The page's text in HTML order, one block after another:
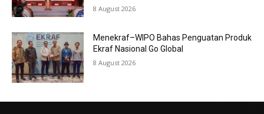
8 August 2026
Menekraf–WIPO Bahas Penguatan Produk
Ekraf Nasional Go Global
8 August 2026